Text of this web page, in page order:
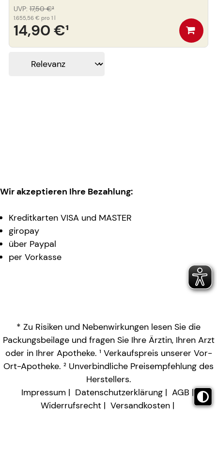
14,90 €¹
UVP: 17,50 €³
1.655,56 € pro 1 l
Wir akzeptieren Ihre Bezahlung:
Kreditkarten VISA und MASTER
giropay
über Paypal
per Vorkasse
* Zu Risiken und Nebenwirkungen lesen Sie die
Packungsbeilage und fragen Sie Ihre Ärztin, Ihren Arzt
oder in Ihrer Apotheke. ¹ Verkaufspreis unserer Vor-
Ort-Apotheke. ² Unverbindliche Preisempfehlung des
Herstellers.
Impressum
Datenschutzerklärung
AGB
Widerrufsrecht
Versandkosten